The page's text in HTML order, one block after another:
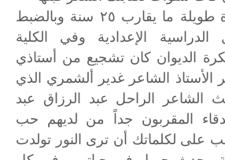
كنت اكتب منذ فترة طويلة ما يقارب ٢٥ سنة وبالضبط
الإعدادية وفي الكلية
الديوان كان تشجيع من أستاذي
الأستاذ الشاعر غدير ألشمري الذي
الشاعر الراحل عبد الرزاق عبد
المقربون جداً من لديهم حب
على لكلماتك أن ترى النور تولدت